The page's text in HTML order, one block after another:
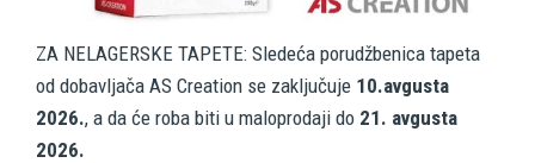
ZA NELAGERSKE TAPETE: Sledeća porudžbenica tapeta
od dobavljača AS Creation se zaključuje 10.avgusta
2026., a da će roba biti u maloprodaji do 21. avgusta
2026.